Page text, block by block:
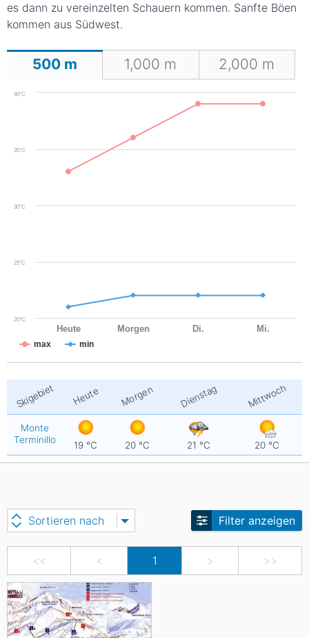
es dann zu vereinzelten Schauern kommen. Sanfte Böen
kommen aus Südwest.
Skigebiet Heute Morgen Dienstag Mittwoch
Monte
Terminillo
19 °C 20 °C 21 °C 20 °C
500 m 1,000 m 2,000 m
max min
20°C
25°C
30°C
35°C
40°C
Heute Morgen Di. Mi.
<< < 1 > >>
Sortieren nach Filter anzeigen